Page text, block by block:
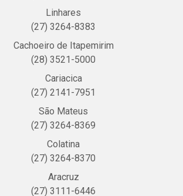
Linhares
(27) 3264-8383
Cachoeiro de Itapemirim
(28) 3521-5000
Cariacica
(27) 2141-7951
São Mateus
(27) 3264-8369
Colatina
(27) 3264-8370
Aracruz
(27) 3111-6446